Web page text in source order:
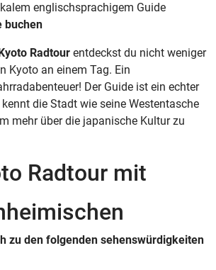
englischsprachigem Guide
buchen
Radtour entdeckst du nicht weniger
Kyoto an einem Tag. Ein
Der Guide ist ein echter
die Stadt wie seine Westentasche
mehr über die japanische Kultur zu
Radtour mit
zu den folgenden sehenswürdigkeiten